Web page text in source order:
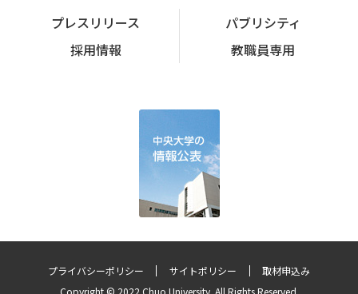
プレスリリース
パブリシティ
採用情報
教職員専用
プライバシーポリシー サイトポリシー
取材申込み
Copyright © 2022 Chuo University. All Rights Reserved.